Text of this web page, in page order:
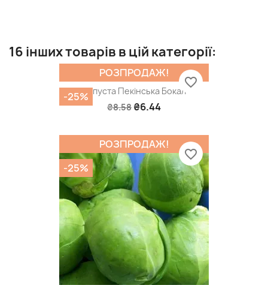
16 інших товарів в цій категорії:
Капуста Пекінська Бокал
₴8.58 ₴6.44
РОЗПРОДАЖ!
-25%
favorite_border
РОЗПРОДАЖ!
-25%
favorite_border